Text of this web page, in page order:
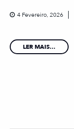
4 Fevereiro, 2026
LER MAIS...